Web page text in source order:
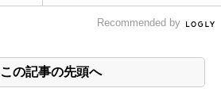
Recommended by
この記事の先頭へ